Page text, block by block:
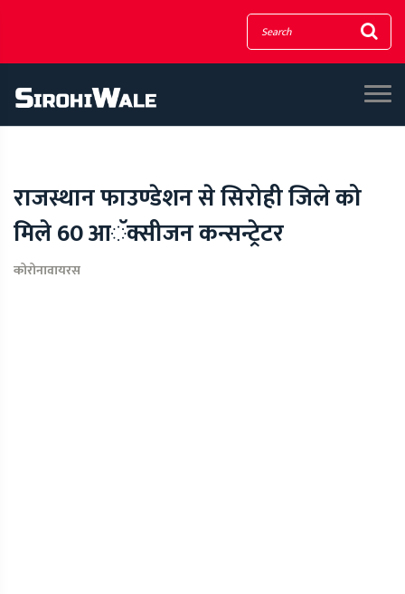
राजस्थान फाउण्डेशन से सिरोही जिले को
मिले 60 आॅक्सीजन कन्सन्ट्रेटर
कोरोनावायरस